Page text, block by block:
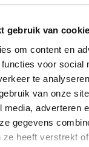
gebruik van
om content en
voor social
te
van onze
media, adverteren
gegevens
ze heeft verstrekt
kan ik een
moet ik mijn
mijn factuur